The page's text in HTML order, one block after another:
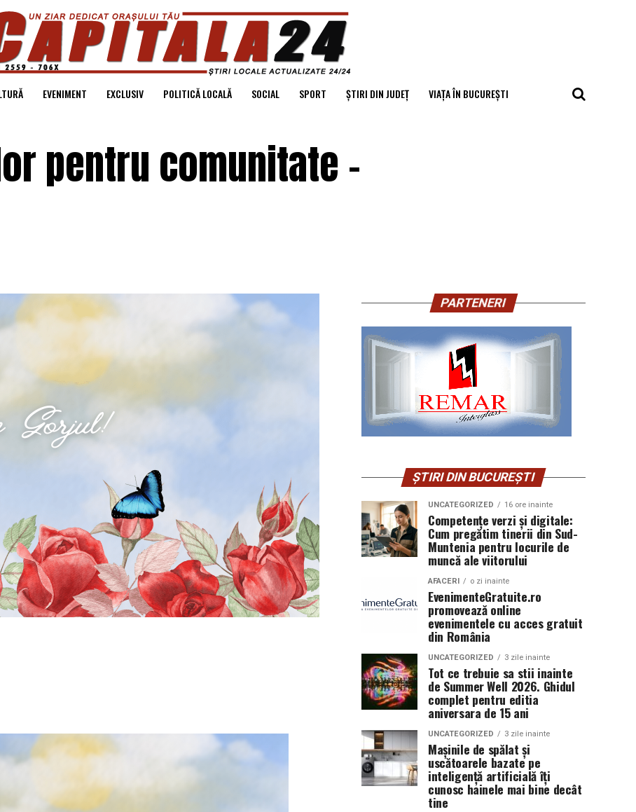
EVENIMENT EXCLUSIV POLITICĂ LOCALĂ SOCIAL SPORT ȘTIRI DIN JUDEȚ VIAȚA ÎN BUCUREȘTI
pentru comunitate –
PARTENERI
ȘTIRI DIN BUCUREȘTI
UNCATEGORIZED 16 ore inainte
Competențe verzi și digitale:
Cum pregătim tinerii din Sud-
Muntenia pentru locurile de
muncă ale viitorului
AFACERI o zi inainte
EvenimenteGratuite.ro
promovează online
evenimentele cu acces gratuit
din România
UNCATEGORIZED 3 zile inainte
Tot ce trebuie sa stii inainte
de Summer Well 2026. Ghidul
complet pentru editia
aniversara de 15 ani
UNCATEGORIZED 3 zile inainte
Mașinile de spălat și
uscătoarele bazate pe
inteligență artificială îți
cunosc hainele mai bine decât
tine